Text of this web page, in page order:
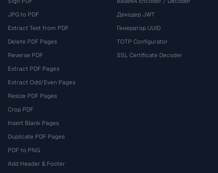
JPG to PDF
Extract Text from PDF
Delete PDF Pages
Reverse PDF
Extract PDF Pages
Extract Odd/Even Pages
Resize PDF Pages
Crop PDF
Insert Blank Pages
Duplicate PDF Pages
PDF to PNG
Add Header & Footer
Декодер JWT
Генератор UUID
TOTP Configurator
SSL Certificate Decoder